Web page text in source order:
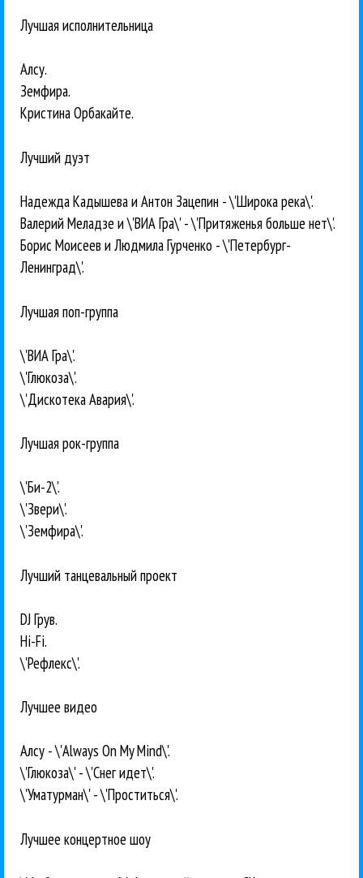
Лучшая исполнительница
Алсу.
Земфира.
Кристина Орбакайте.
Лучший дуэт
Надежда Кадышева и Антон Зацепин - \'Широка река\'.
Валерий Меладзе и \'ВИА Гра\' - \'Притяженья больше нет\'.
Борис Моисеев и Людмила Гурченко - \'Петербург-
Ленинград\'.
Лучшая поп-группа
\'ВИА Гра\'.
\'Глюкоза\'.
\'Дискотека Авария\'.
Лучшая рок-группа
\'Би-2\'.
\'Звери\'.
\'Земфира\'.
Лучший танцевальный проект
DJ Грув.
Hi-Fi.
\'Рефлекс\'.
Лучшее видео
Алсу - \'Always On My Mind\'.
\'Глюкоза\' - \'Снег идет\'.
\'Уматурман\' - \'Проститься\'.
Лучшее концертное шоу